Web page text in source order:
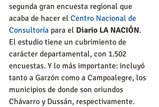
segunda gran encuesta regional que
acaba de hacer el Centro Nacional de
Consultoría para el Diario LA NACIÓN.
El estudio tiene un cubrimiento de
carácter departamental, con 1.502
encuestas. Y lo más importante: incluyó
tanto a Garzón como a Campoalegre, los
municipios de donde son oriundos
Chávarro y Dussán, respectivamente.